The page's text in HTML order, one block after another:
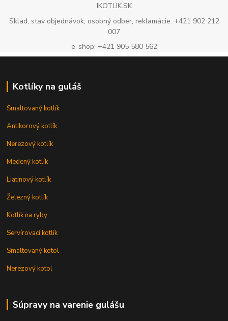
IKOTLIK.SK
Sklad, stav objednávok, osobný odber, reklamácie: +421 902 212
007
e-shop: +421 905 580 562
Kotlíky na guláš
Smaltovaný kotlík
Antikorový kotlík
Nerezový kotlík
Medený kotlík
Liatinový kotlík
Železný kotlík
Kotlík na ryby
Servírovací kotlík
Smaltovaný kotol
Nerezový kotol
Súpravy na varenie gulášu